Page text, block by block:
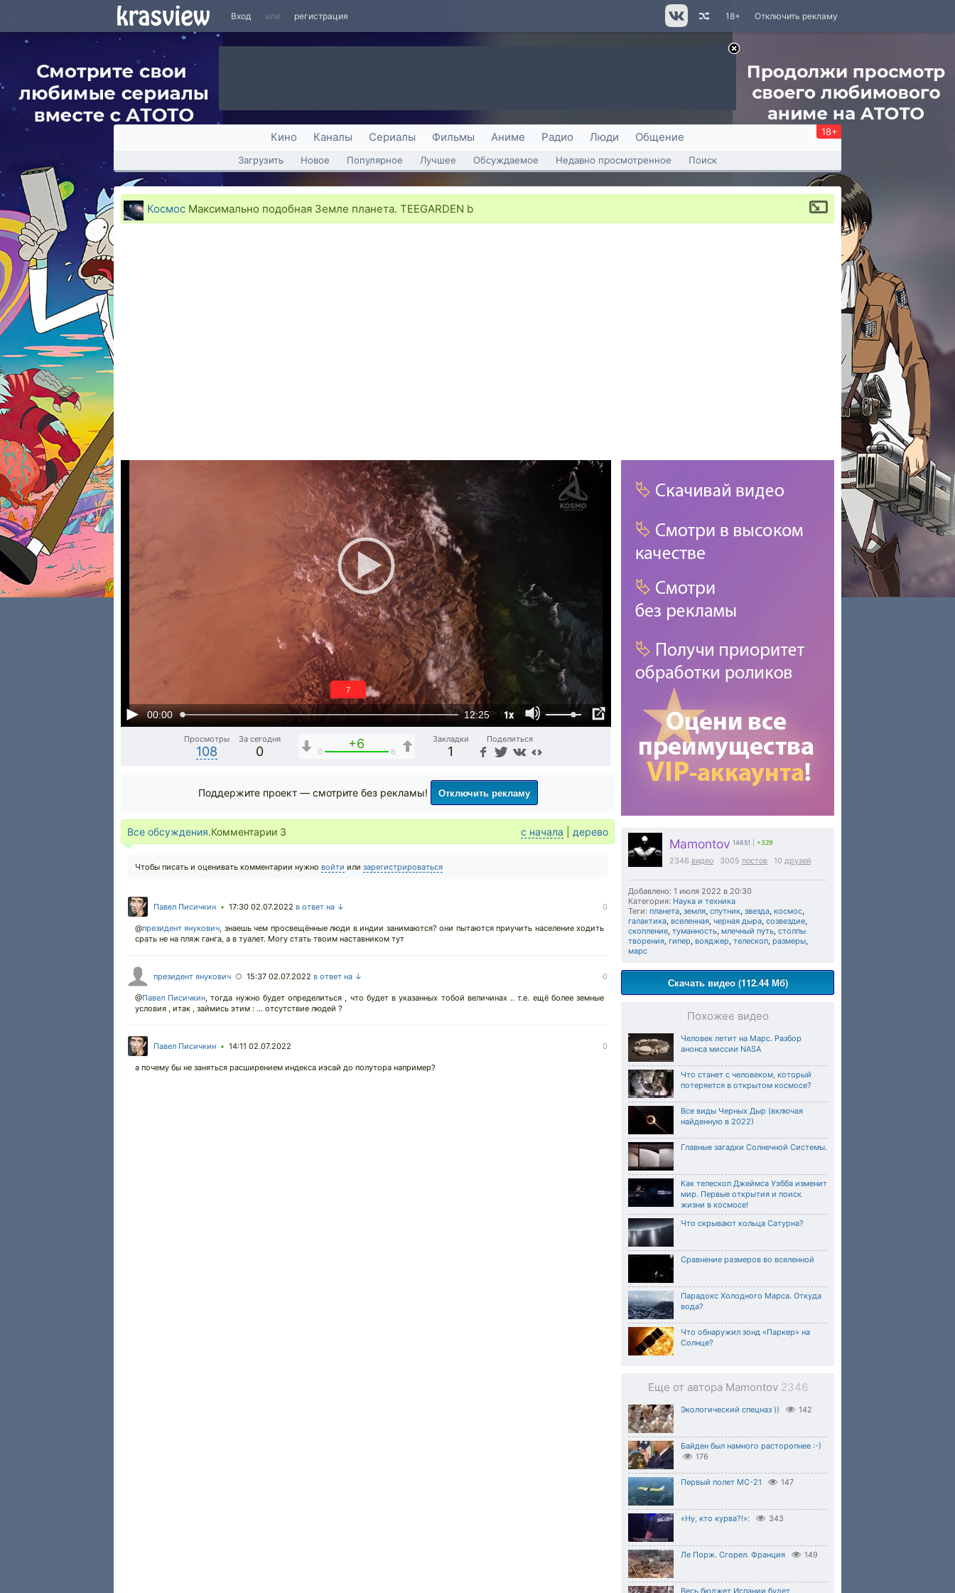
Вход или регистрация Отключить рекламу
18+
Кино Каналы Сериалы Фильмы Аниме Радио Люди Общение 18+
Загрузить Новое Популярное Лучшее Обсуждаемое Недавно просмотренное Поиск
Космос Максимально подобная Земле планета. TEEGARDEN b
00:00 12:25 1x
6
Просмотры
108
За сегодня
0
+6
0 6
Закладки
1
Поделиться
Mamontov 14651 +329
2346 видео 3005 постов 10 друзей
Добавлено: 1 июля 2022 в 20:30
Категория: Наука и техника
Теги: планета, земля, спутник, звезда, космос,
галактика, вселенная, черная дыра, созвездие,
скопление, туманность, млечный путь, столпы
творения, гипер, вояджер, телескоп, размеры,
марс
Скачать видео (112.44 Мб)
Похожее видео
Человек летит на Марс. Разбор
анонса миссии NASA
Что станет с человеком, который
потеряется в открытом космосе?
Все виды Черных Дыр (включая
найденную в 2022)
Главные загадки Солнечной Системы.
Как телескоп Джеймса Уэбба изменит
мир. Первые открытия и поиск
жизни в космосе!
Что скрывают кольца Сатурна?
Сравнение размеров во вселенной
Парадокс Холодного Марса. Откуда
вода?
Что обнаружил зонд «Паркер» на
Солнце?
Еще от автора Mamontov 2346
Экологический спецназ )) 142
Байден был намного расторопнее :-)
176
Первый полет МС-21 147
«Ну, кто курва?!»: 343
Ле Порж. Сгорел. Франция 149
Весь бюджет Испании будет
Поддержите проект — смотрите без рекламы! Отключить рекламу
Все обсуждения.Комментарии 3 с начала дерево
Чтобы писать и оценивать комментарии нужно войти или зарегистрироваться
Павел Писичкин • 17:30 02.07.2022 в ответ на ↓ 0
@президент янукович, знаешь чем просвещённые люди в индии занимаются? они пытаются приучить население ходить
срать не на пляж ганга, а в туалет. Могу стать твоим наставником тут
президент янукович ○ 15:37 02.07.2022 в ответ на ↓ 0
@Павел Писичкин, тогда нужно будет определиться , что будет в указанных тобой величинах .. т.е. ещё более земные
условия , итак , займись этим : ... отсутствие людей ?
Павел Писичкин • 14:11 02.07.2022 0
а почему бы не заняться расширением индекса иэсай до полутора например?